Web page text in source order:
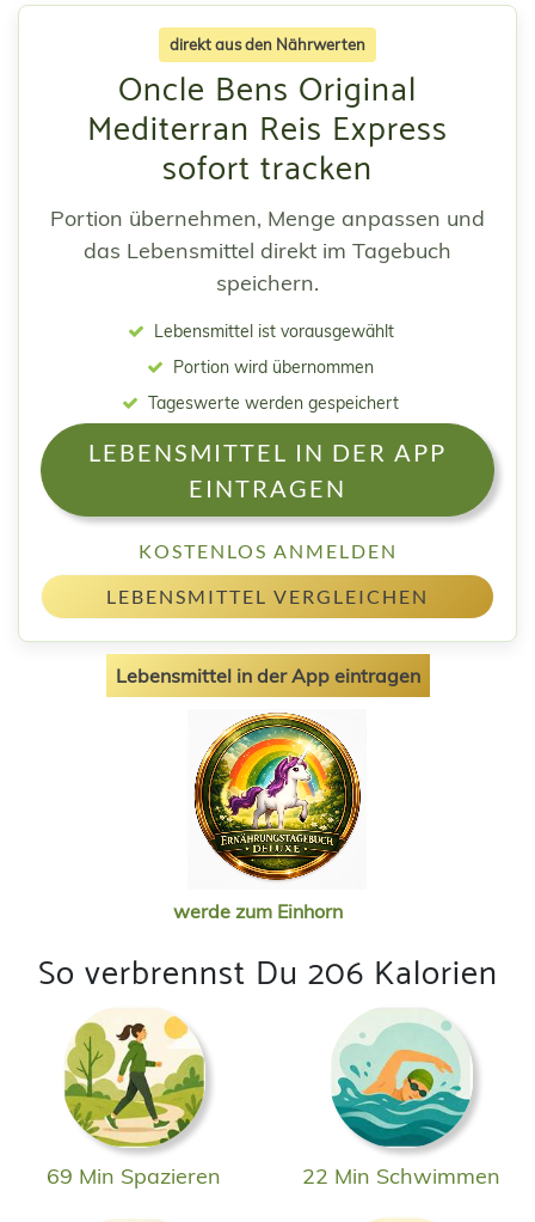
direkt aus den Nährwerten
Oncle Bens Original
Mediterran Reis Express
sofort tracken
Portion übernehmen, Menge anpassen und
das Lebensmittel direkt im Tagebuch
speichern.
Lebensmittel ist vorausgewählt
Portion wird übernommen
Tageswerte werden gespeichert
LEBENSMITTEL IN DER APP
EINTRAGEN
KOSTENLOS ANMELDEN
LEBENSMITTEL VERGLEICHEN
Lebensmittel in der App eintragen
werde zum Einhorn
So verbrennst Du 206 Kalorien
69 Min Spazieren 22 Min Schwimmen